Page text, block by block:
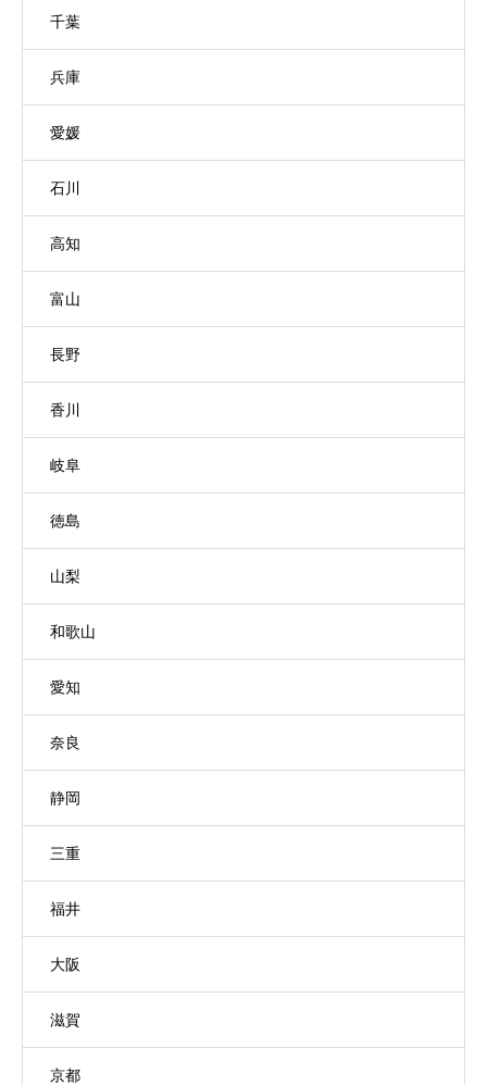
千葉
兵庫
愛媛
石川
高知
富山
長野
香川
岐阜
徳島
山梨
和歌山
愛知
奈良
静岡
三重
福井
大阪
滋賀
京都